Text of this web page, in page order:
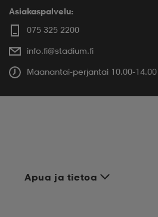
Asiakaspalvelu:
075 325 2200
info.fi@stadium.fi
Maanantai-perjantai 10.00-14.00
Apua ja tietoa